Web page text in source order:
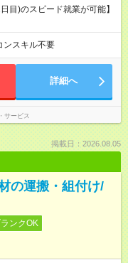
目)のスピード就業が可能】
ンスキル不要
詳細へ
サービス
掲載日：2026.08.05
の運搬・組付け/
ンクOK